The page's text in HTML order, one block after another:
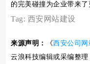
的完美碰撞为企业带来了
Tag: 西安网站建设
来源声明： 《西安公司
云浪科技编辑或采编整